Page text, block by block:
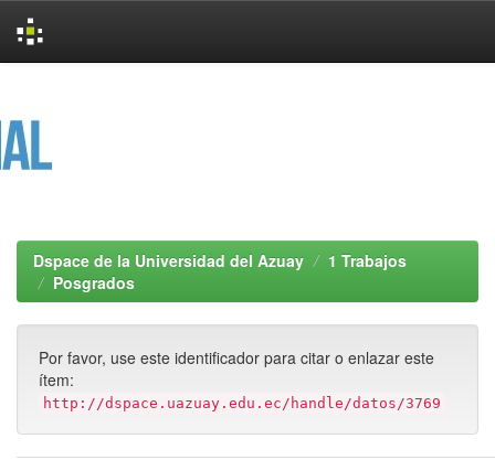
Dspace de la Universidad del Azuay
1 Trabajos
Posgrados
Por favor, use este identificador para citar o enlazar este
ítem:
http://dspace.uazuay.edu.ec/handle/datos/3769